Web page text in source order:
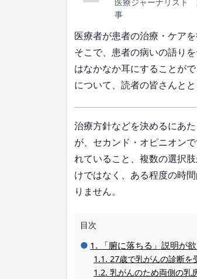
事
医療者が患者の治療・ケア
そこで、患者の病いの語り
はなかなか耳にすることが
について、読者の皆さんと
治療方針などを決めるにあ
が、セカンド・オピニオン
れていること、複数の選択
けではなく、ある程度の時
りません。
目次
「腑に落ちる」説明が
27歳で乳がんの診断を
乳がんのため両側の乳